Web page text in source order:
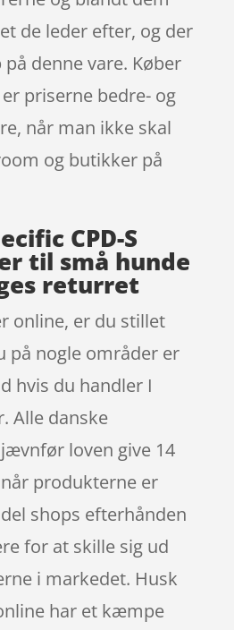
de leder efter, og der
denne vare. Køber
priserne bedre- og
når man ikke skal
og butikker på
CPD-S
til små hunde
returret
online, er du stillet
på nogle områder er
hvis du handler I
Alle danske
loven give 14
produkterne er
shops efterhånden
for at skille sig ud
i markedet. Husk
har et kæmpe